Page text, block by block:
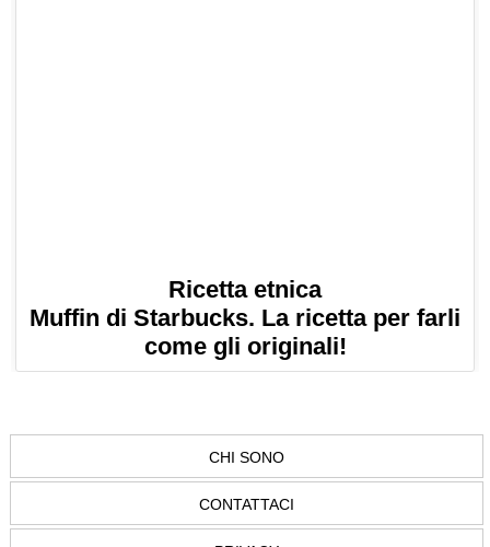
Ricetta etnica
Muffin di Starbucks. La ricetta per farli
come gli originali!
CHI SONO
CONTATTACI